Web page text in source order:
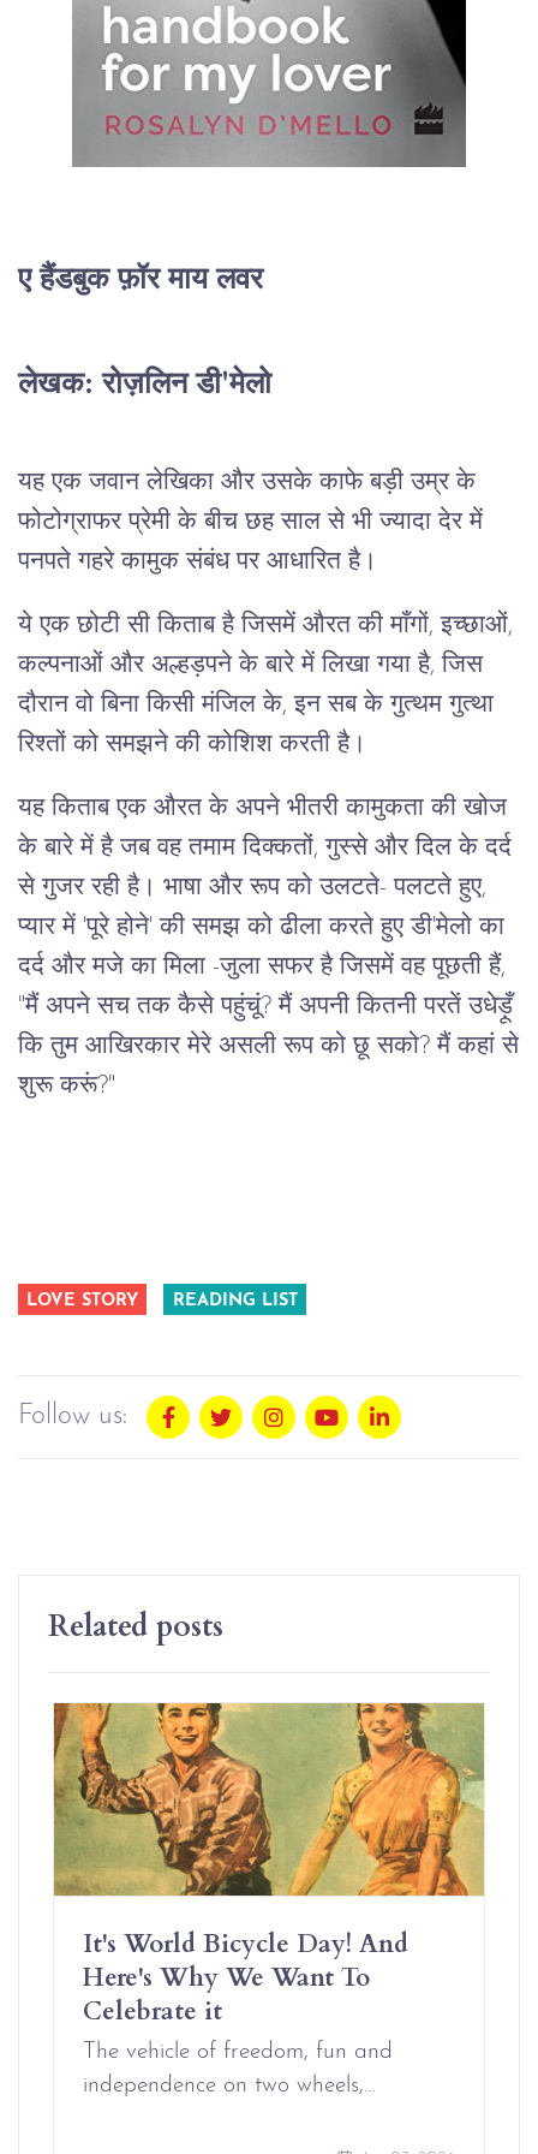
ए हैंडबुक फ़ॉर माय लवर
लेखक: रोज़लिन डी'मेलो
यह एक जवान लेखिका और उसके काफे बड़ी उम्र के
फोटोग्राफर प्रेमी के बीच छह साल से भी ज्यादा देर में
पनपते गहरे कामुक संबंध पर आधारित है।
ये एक छोटी सी किताब है जिसमें औरत की माँगों, इच्छाओं,
कल्पनाओं और अल्हड़पने के बारे में लिखा गया है, जिस
दौरान वो बिना किसी मंजिल के, इन सब के गुत्थम गुत्था
रिश्तों को समझने की कोशिश करती है।
यह किताब एक औरत के अपने भीतरी कामुकता की खोज
के बारे में है जब वह तमाम दिक्कतों, गुस्से और दिल के दर्द
से गुजर रही है। भाषा और रूप को उलटते- पलटते हुए,
प्यार में 'पूरे होने' की समझ को ढीला करते हुए डी'मेलो का
दर्द और मजे का मिला -जुला सफर है जिसमें वह पूछती हैं,
"मैं अपने सच तक कैसे पहुंचूं? मैं अपनी कितनी परतें उधेड़ूँ
कि तुम आखिरकार मेरे असली रूप को छू सको? मैं कहां से
शुरू करूं?"
LOVE STORY READING LIST
Follow us:
Related posts
It's World Bicycle Day! And
Here's Why We Want To
Celebrate it
The vehicle of freedom, fun and
independence on two wheels,…